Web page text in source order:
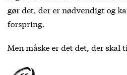
gør det, der er nødvendigt og
forspring.
Men måske er det det, der skal